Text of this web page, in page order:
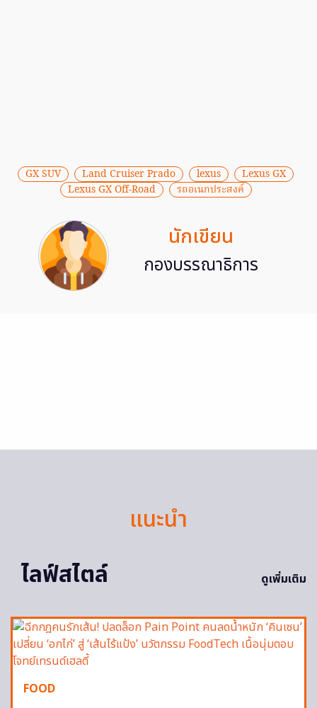
GX SUV Land Cruiser Prado lexus
Lexus GX
Lexus GX Off-Road
รถอเนกประสงค์
นักเขียน
กองบรรณาธิการ
แนะนำ
ไลฟ์สไตล์
ดูเพิ่มเติม
FOOD